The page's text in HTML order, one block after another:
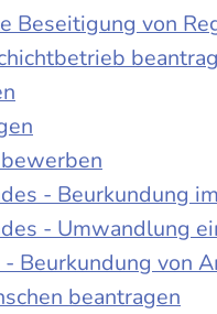
von
- Beurkundung
- Umwandlung
Beurkundung von
beantragen